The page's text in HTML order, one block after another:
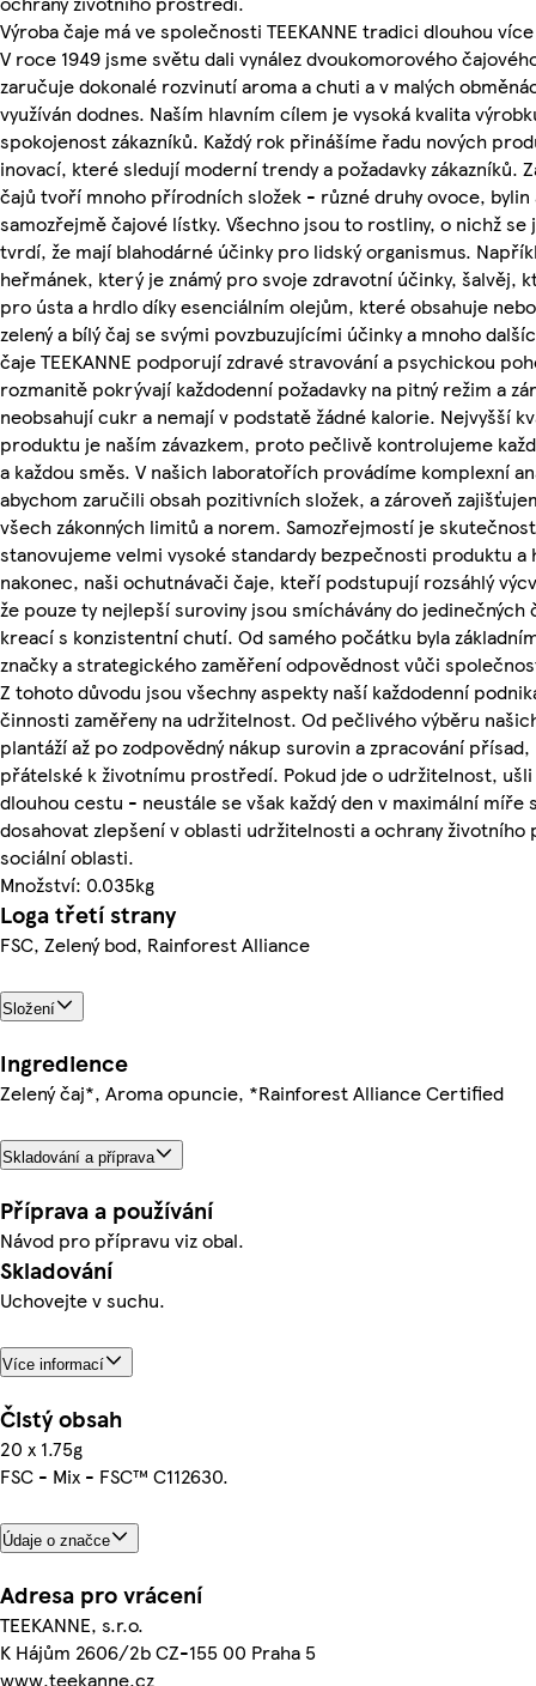
Výroba čaje má ve společnosti TEEKANNE tradici dlouhou
V roce 1949 jsme světu dali vynález dvoukomorového
zaručuje dokonalé rozvinutí aroma a chuti a v malých
využíván dodnes. Naším hlavním cílem je vysoká kvalita
spokojenost zákazníků. Každý rok přinášíme řadu nových
inovací, které sledují moderní trendy a požadavky zákazníků.
čajů tvoří mnoho přírodních složek - různé druhy ovoce, bylin
samozřejmě čajové lístky. Všechno jsou to rostliny, o nichž se
tvrdí, že mají blahodárné účinky pro lidský organismus.
heřmánek, který je známý pro svoje zdravotní účinky, šalvěj,
pro ústa a hrdlo díky esenciálním olejům, které obsahuje
zelený a bílý čaj se svými povzbuzujícími účinky a mnoho
čaje TEEKANNE podporují zdravé stravování a psychickou
rozmanitě pokrývají každodenní požadavky na pitný režim a
neobsahují cukr a nemají v podstatě žádné kalorie. Nejvyšší
produktu je naším závazkem, proto pečlivě kontrolujeme
a každou směs. V našich laboratořích provádíme komplexní
abychom zaručili obsah pozitivních složek, a zároveň
všech zákonných limitů a norem. Samozřejmostí je
stanovujeme velmi vysoké standardy bezpečnosti produktu a
nakonec, naši ochutnávači čaje, kteří podstupují rozsáhlý
že pouze ty nejlepší suroviny jsou smíchávány do jedinečných
kreací s konzistentní chutí. Od samého počátku byla
značky a strategického zaměření odpovědnost vůči
Z tohoto důvodu jsou všechny aspekty naší každodenní
činnosti zaměřeny na udržitelnost. Od pečlivého výběru
plantáží až po zodpovědný nákup surovin a zpracování
přátelské k životnímu prostředí. Pokud jde o udržitelnost,
dlouhou cestu - neustále se však každý den v maximální míře
dosahovat zlepšení v oblasti udržitelnosti a ochrany
sociální oblasti.
Množství: 0.035kg
Loga třetí strany
FSC, Zelený bod, Rainforest Alliance
Složení
Ingredience
Zelený čaj*, Aroma opuncie, *Rainforest Alliance Certified
Skladování a příprava
Příprava a používání
Návod pro přípravu viz obal.
Skladování
Uchovejte v suchu.
Více informací
Čistý obsah
20 x 1.75g
FSC - Mix - FSC™ C112630.
Údaje o značce
Adresa pro vrácení
TEEKANNE, s.r.o.
K Hájům 2606/2b CZ-155 00 Praha 5
www.teekanne.cz